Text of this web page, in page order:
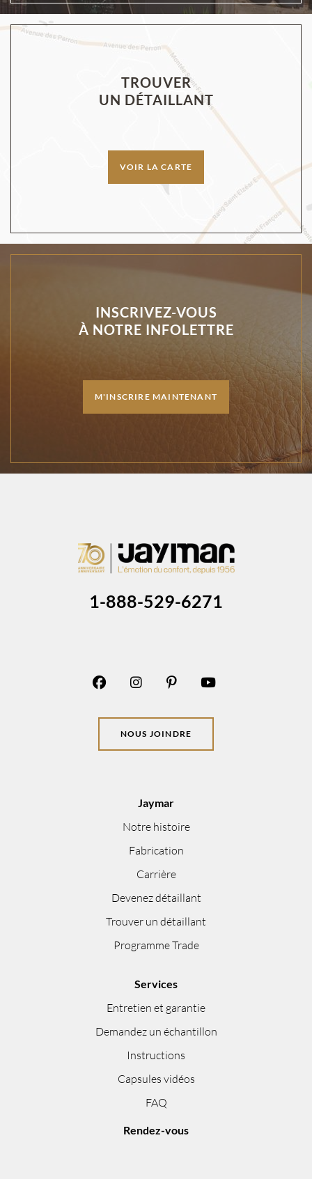
TROUVER
UN DÉTAILLANT
VOIR LA CARTE
INSCRIVEZ-VOUS
À NOTRE INFOLETTRE
M'INSCRIRE MAINTENANT
1-888-529-6271
NOUS JOINDRE
Jaymar
Notre histoire
Fabrication
Carrière
Devenez détaillant
Trouver un détaillant
Programme Trade
Services
Entretien et garantie
Demandez un échantillon
Instructions
Capsules vidéos
FAQ
Rendez-vous